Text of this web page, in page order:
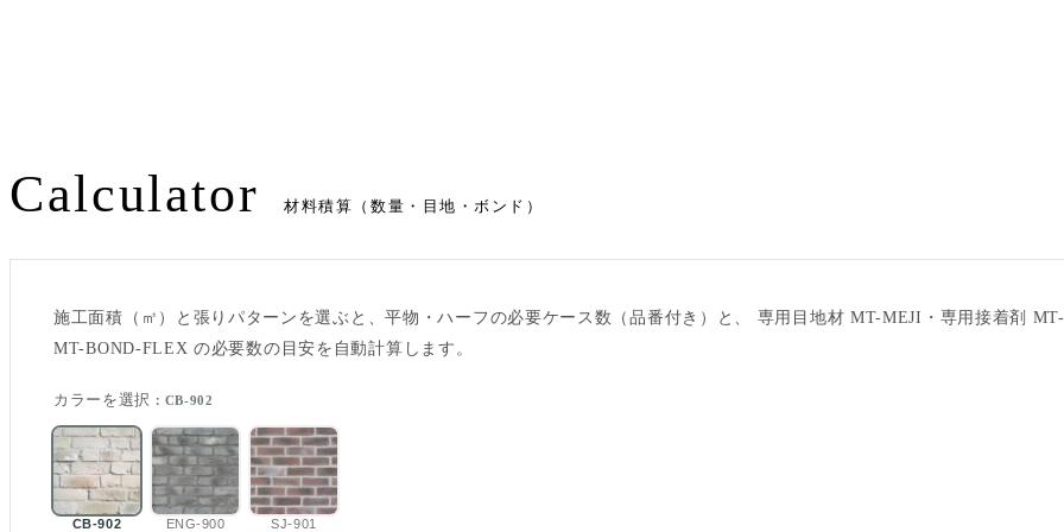
Calculator 材料積算（数量・目地・ボンド）
施工面積（㎡）と張りパターンを選ぶと、平物・ハーフの必要ケース数（品番付き）と、 専用目地材 MT-MEJI・専用接着剤
MT-BOND-FLEX の必要数の目安を自動計算します。
カラーを選択 ：CB-902
CB-902 ENG-900 SJ-901